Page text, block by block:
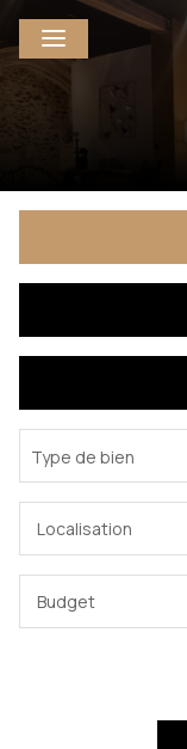
De l'immo pro
En saisonnier
De l'immo pro
Type de bien
Budget